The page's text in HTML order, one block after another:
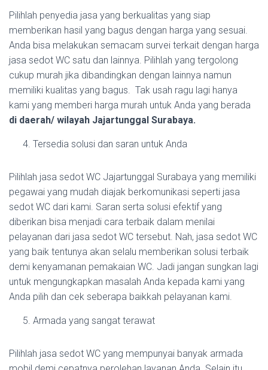
Pilihlah penyedia jasa yang berkualitas yang siap
memberikan hasil yang bagus dengan harga yang sesuai.
Anda bisa melakukan semacam survei terkait dengan harga
jasa sedot WC satu dan lainnya. Pilihlah yang tergolong
cukup murah jika dibandingkan dengan lainnya namun
memiliki kualitas yang bagus. Tak usah ragu lagi hanya
kami yang memberi harga murah untuk Anda yang berada
di daerah/ wilayah Jajartunggal Surabaya.
Tersedia solusi dan saran untuk Anda
Pilihlah jasa sedot WC Jajartunggal Surabaya yang memiliki
pegawai yang mudah diajak berkomunikasi seperti jasa
sedot WC dari kami. Saran serta solusi efektif yang
diberikan bisa menjadi cara terbaik dalam menilai
pelayanan dari jasa sedot WC tersebut. Nah, jasa sedot WC
yang baik tentunya akan selalu memberikan solusi terbaik
demi kenyamanan pemakaian WC. Jadi jangan sungkan lagi
untuk mengungkapkan masalah Anda kepada kami yang
Anda pilih dan cek seberapa baikkah pelayanan kami.
Armada yang sangat terawat
Pilihlah jasa sedot WC yang mempunyai banyak armada